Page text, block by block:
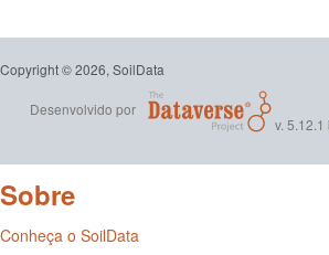
Copyright © 2026, SoilData
Desenvolvido por
v.
Sobre
Conheça o SoilData